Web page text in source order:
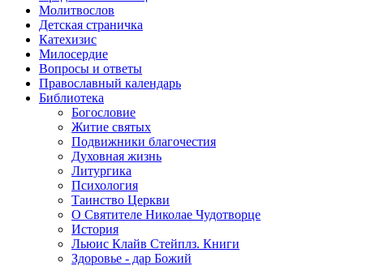
Молитвослов
Детская страничка
Катехизис
Милосердие
Вопросы и ответы
Православный календарь
Библиотека
Богословие
Житие святых
Подвижники благочестия
Духовная жизнь
Литургика
Психология
Таинство Церкви
О Святителе Николае Чудотворце
История
Льюис Клайв Стейплз. Книги
Здоровье - дар Божий